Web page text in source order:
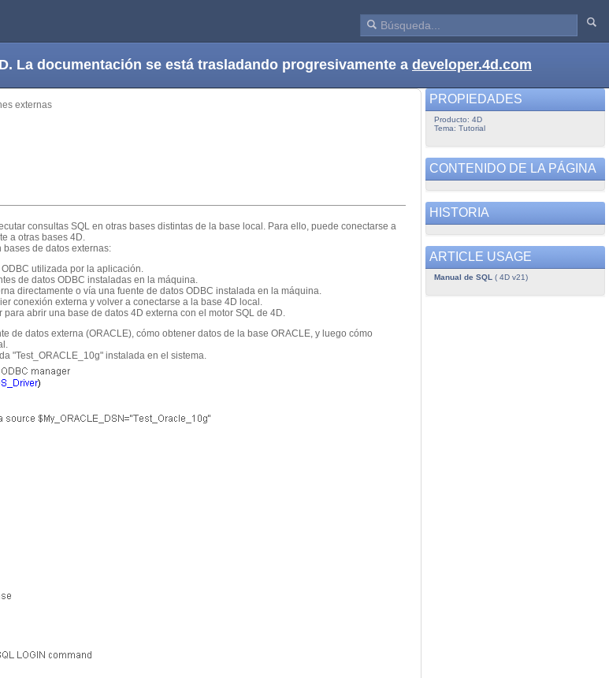
La documentación se está trasladando progresivamente a developer.4d.com
externas
consultas SQL en otras bases distintas de la base local. Para ello, puede conectarse a
a otras bases 4D.
de datos externas:
utilizada por la aplicación.
de datos ODBC instaladas en la máquina.
directamente o vía una fuente de datos ODBC instalada en la máquina.
conexión externa y volver a conectarse a la base 4D local.
abrir una base de datos 4D externa con el motor SQL de 4D.
de datos externa (ORACLE), cómo obtener datos de la base ORACLE, y luego cómo
"Test_ORACLE_10g" instalada en el sistema.
PROPIEDADES
Producto: 4D
Tema: Tutorial
CONTENIDO DE LA PÁGINA
HISTORIA
ARTICLE USAGE
Manual de SQL ( 4D v21)